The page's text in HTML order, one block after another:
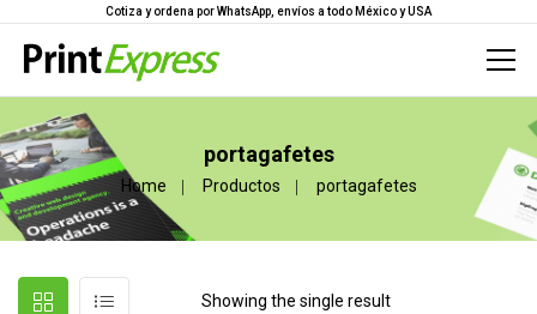
Cotiza y ordena por WhatsApp, envíos a todo México y USA
portagafetes
Home Productos portagafetes
Showing the single result